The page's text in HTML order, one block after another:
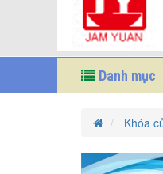
Danh mục
Khóa